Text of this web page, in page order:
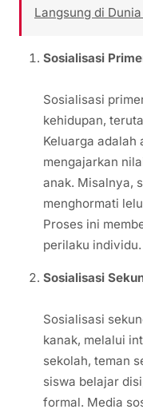
Langsung di
Sosialisasi
Sosialisasi
kehidupan,
Keluarga adalah
mengajarkan
anak. Misalnya,
menghormati
Proses ini
perilaku individu.
Sosialisasi
Sosialisasi
kanak, melalui
sekolah, teman
siswa belajar
formal. Media